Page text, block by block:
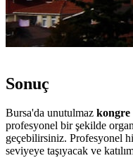
Sonuç
Bursa'da unutulmaz kongre
profesyonel bir şekilde
geçebilirsiniz. Profesyonel
seviyeye taşıyacak ve